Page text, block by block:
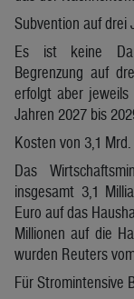
Subvention auf drei
Es ist keine
Begrenzung auf
erfolgt aber jeweils
Jahren 2027 bis
Kosten von 3,1
Das
insgesamt 3,1
Euro auf das
Millionen auf die
wurden Reuters
Für Stromintensive